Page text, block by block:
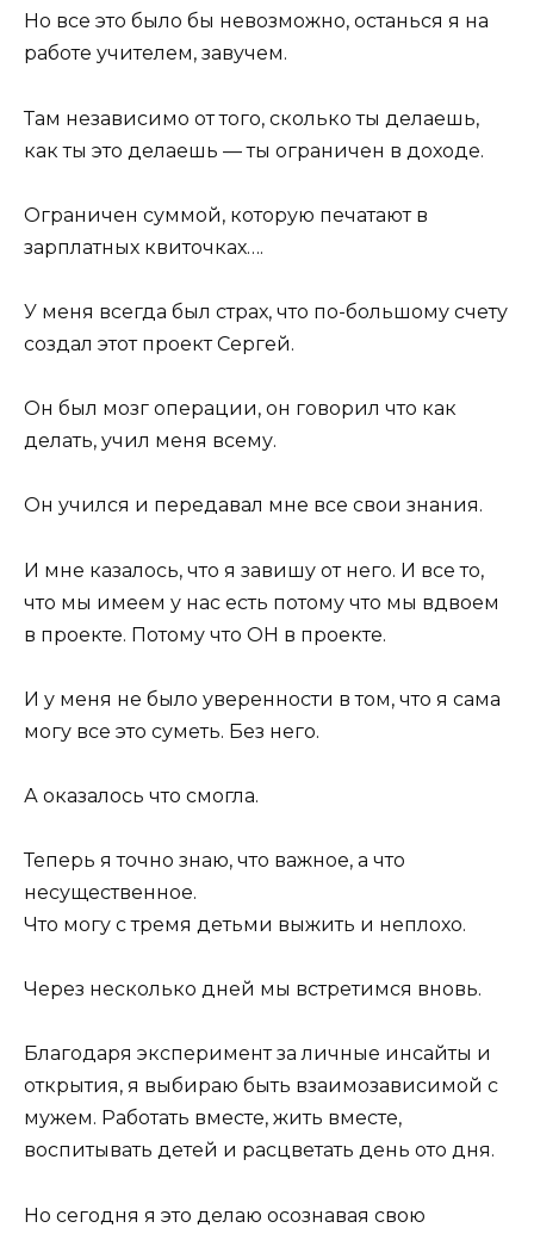
Но все это было бы невозможно, останься я на
работе учителем, завучем.
Там независимо от того, сколько ты делаешь,
как ты это делаешь — ты ограничен в доходе.
Ограничен суммой, которую печатают в
зарплатных квиточках….
У меня всегда был страх, что по-большому счету
создал этот проект Сергей.
Он был мозг операции, он говорил что как
делать, учил меня всему.
Он учился и передавал мне все свои знания.
И мне казалось, что я завишу от него. И все то,
что мы имеем у нас есть потому что мы вдвоем
в проекте. Потому что ОН в проекте.
И у меня не было уверенности в том, что я сама
могу все это суметь. Без него.
А оказалось что смогла.
Теперь я точно знаю, что важное, а что
несущественное.
Что могу с тремя детьми выжить и неплохо.
Через несколько дней мы встретимся вновь.
Благодаря эксперимент за личные инсайты и
открытия, я выбираю быть взаимозависимой с
мужем. Работать вместе, жить вместе,
воспитывать детей и расцветать день ото дня.
Но сегодня я это делаю осознавая свою